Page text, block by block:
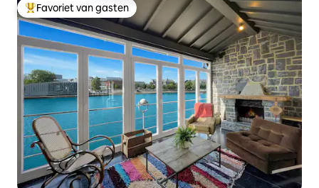
Topfavoriet van gasten
Favoriet van gasten